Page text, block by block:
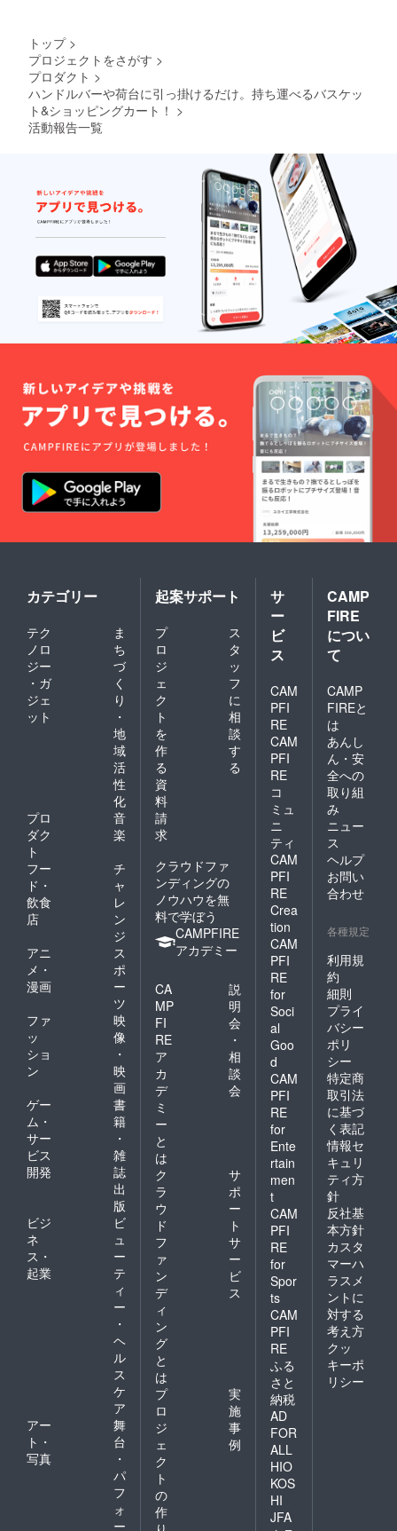
トップ >
プロジェクトをさがす >
プロダクト >
ハンドルバーや荷台に引っ掛けるだけ。持ち運べるバスケッ
ト&ショッピングカート！ >
活動報告一覧
カテゴリー
テク
ノロ
ジー
・ガ
ジェ
ット
ま
ち
づ
く
り
・
地
域
活
性
化
プロ
ダク
ト
音
楽
フー
ド・
飲食
店
チ
ャ
レ
ン
ジ
アニ
メ・
漫画
ス
ポ
ー
ツ
ファ
ッ
ショ
ン
映
像
・
映
画
ゲー
ム・
サー
ビス
開発
書
籍
・
雑
誌
出
版
ビジ
ネ
ス・
起業
ビ
ュ
ー
テ
ィ
ー
・
ヘ
ル
ス
ケ
ア
アー
ト・
写真
舞
台
・
パ
フ
ォ
ー
起案サポート
プ
ロ
ジ
ェ
ク
ト
を
作
る
ス
タ
ッ
フ
に
相
談
す
る
資
料
請
求
クラウドファ
ンディングの
ノウハウを無
料で学ぼう
CAMPFIRE
アカデミー
CA
MP
FI
RE
ア
カ
デ
ミ
ー
と
は
説
明
会
・
相
談
会
ク
ラ
ウ
ド
フ
ァ
ン
デ
ィ
ン
グ
と
は
サ
ポ
ー
ト
サ
ー
ビ
ス
プ
ロ
ジ
ェ
ク
ト
の
作
実
施
事
例
サ
ー
ビ
ス
CAM
PFI
RE
CAM
PFI
RE
コ
ミュ
ニ
ティ
CAM
PFI
RE
Crea
tion
CAM
PFI
RE
for
Soci
al
Goo
d
CAM
PFI
RE
for
Ente
rtain
men
t
CAM
PFI
RE
for
Spor
ts
CAM
PFI
RE
ふる
さと
納税
AD
FOR
ALL
HIO
KOS
HI
JFA
CAMP
FIRE
につい
て
CAMP
FIREと
は
あんし
ん・安
全への
取り組
み
ニュー
ス
ヘルプ
お問い
合わせ
各種規定
利用規
約
細則
プライ
バシー
ポリ
シー
特定商
取引法
に基づ
く表記
情報セ
キュリ
ティ方
針
反社基
本方針
カスタ
マーハ
ラスメ
ントに
対する
考え方
クッ
キーポ
リシー